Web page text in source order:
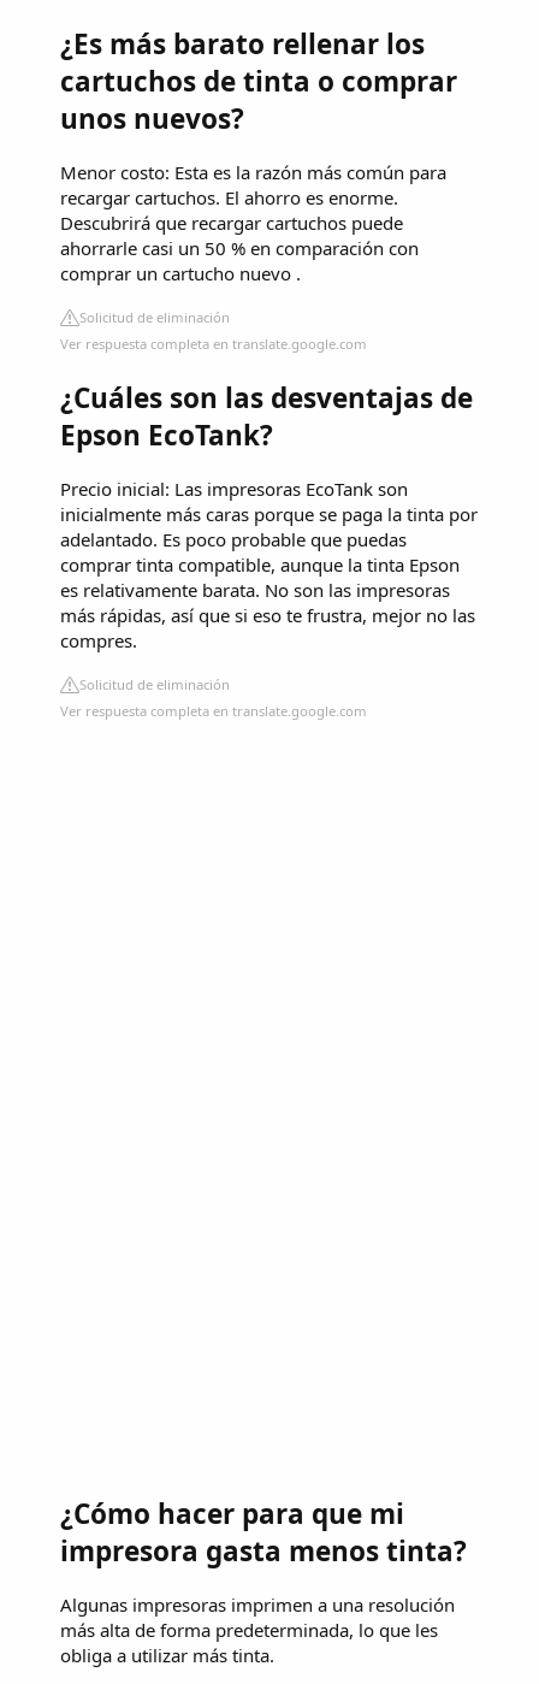
¿Es más barato rellenar los
cartuchos de tinta o comprar
unos nuevos?
Menor costo: Esta es la razón más común para
recargar cartuchos. El ahorro es enorme.
Descubrirá que recargar cartuchos puede
ahorrarle casi un 50 % en comparación con
comprar un cartucho nuevo .
Solicitud de eliminación
Ver respuesta completa en translate.google.com
¿Cuáles son las desventajas de
Epson EcoTank?
Precio inicial: Las impresoras EcoTank son
inicialmente más caras porque se paga la tinta por
adelantado. Es poco probable que puedas
comprar tinta compatible, aunque la tinta Epson
es relativamente barata. No son las impresoras
más rápidas, así que si eso te frustra, mejor no las
compres.
Solicitud de eliminación
Ver respuesta completa en translate.google.com
¿Cómo hacer para que mi
impresora gasta menos tinta?
Algunas impresoras imprimen a una resolución
más alta de forma predeterminada, lo que les
obliga a utilizar más tinta.